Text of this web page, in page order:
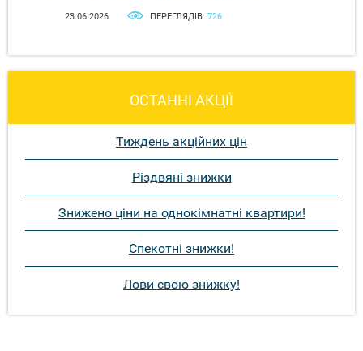
23.06.2026 ПЕРЕГЛЯДІВ: 726
ОСТАННІ АКЦІЇ
Тиждень акційних цін
Різдвяні знижки
Знижено ціни на однокімнатні квартири!
Спекотні знижки!
Лови свою знижку!